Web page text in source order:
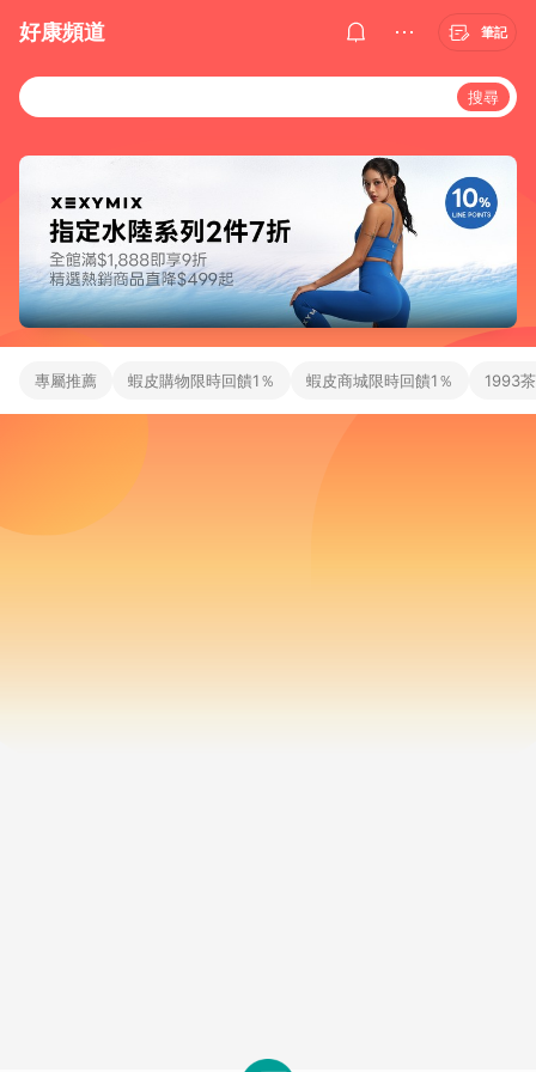
好康頻道 筆記
搜尋
專屬推薦 蝦皮購物限時回饋1％ 蝦皮商城限時回饋1％ 1993